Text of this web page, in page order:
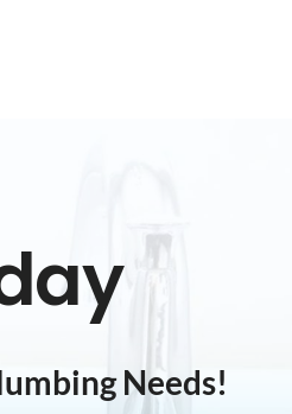
Needs!